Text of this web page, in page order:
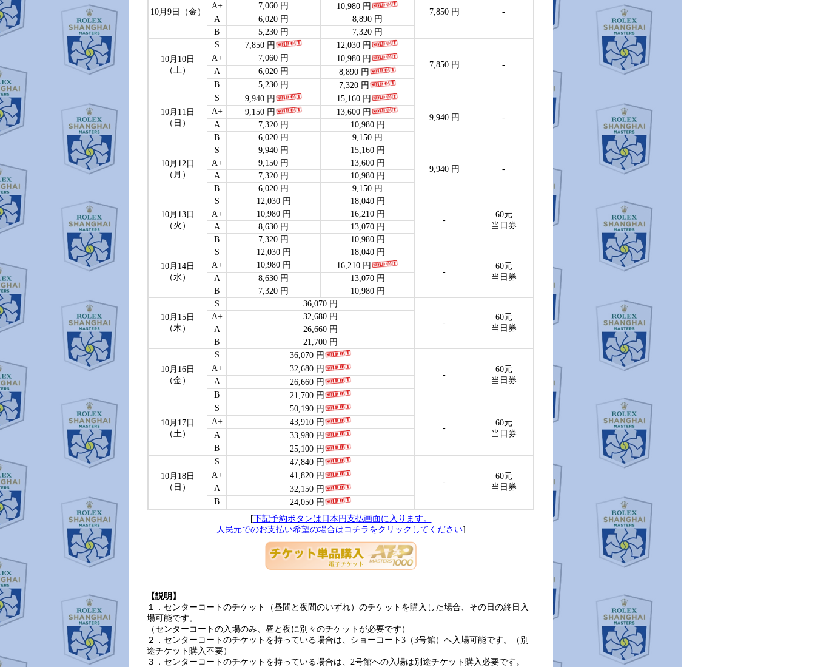
10月9日（金） 7,850 円 -
A+ 7,060 円
10,980 円
A
6,020 円
8,890 円
B
5,230 円 7,320 円
10月10日
（土）
S 7,850 円 12,030 円
7,850 円 -
A+ 7,060 円
10,980 円
A
6,020 円
8,890 円
B
5,230 円 7,320 円
10月11日
（日）
S 9,940 円 15,160 円
9,940 円 -
A+ 9,150 円
13,600 円
A
7,320 円
10,980 円
B
6,020 円 9,150 円
10月12日
（月）
S 9,940 円 15,160 円
9,940 円 -
A+ 9,150 円
13,600 円
A
7,320 円
10,980 円
B
6,020 円 9,150 円
10月13日
（火）
S 12,030 円 18,040 円
-
60元
当日券
A+ 10,980 円
16,210 円
A
8,630 円
13,070 円
B
7,320 円 10,980 円
10月14日
（水）
S 12,030 円 18,040 円
-
60元
当日券
A+ 10,980 円
16,210 円
A
8,630 円
13,070 円
B
7,320 円 10,980 円
10月15日
（木）
S 36,070 円
-
60元
当日券
A+
32,680 円
A
26,660 円
B
21,700 円
10月16日
（金）
S 36,070 円
-
60元
当日券
A+
32,680 円
A
26,660 円
B
21,700 円
10月17日
（土）
S 50,190 円
-
60元
当日券
A+
43,910 円
A
33,980 円
B
25,100 円
10月18日
（日）
S 47,840 円
-
60元
当日券
A+
41,820 円
A
32,150 円
B
24,050 円
[下記予約ボタンは日本円支払画面に入ります。
人民元でのお支払い希望の場合はコチラをクリックしてください]
【説明】
１．センターコートのチケット（昼間と夜間のいずれ）のチケットを購入した場合、その日の終日入
場可能です。
（センターコートの入場のみ、昼と夜に別々のチケットが必要です）
２．センターコートのチケットを持っている場合は、ショーコート3（3号館）へ入場可能です。（別
途チケット購入不要）
３．センターコートのチケットを持っている場合は、2号館への入場は別途チケット購入必要です。